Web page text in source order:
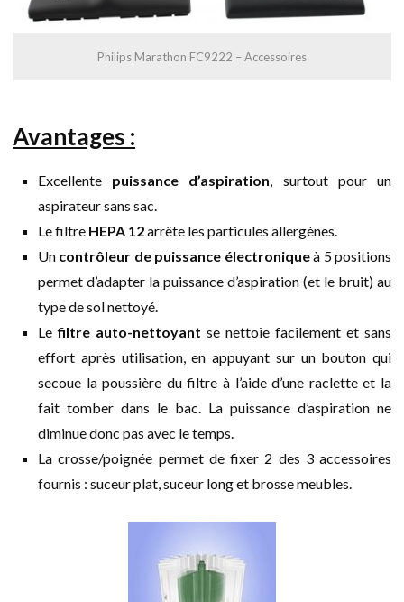
Philips Marathon FC9222 – Accessoires
Avantages :
Excellente puissance d’aspiration, surtout pour un
aspirateur sans sac.
Le filtre HEPA 12arrête les particules allergènes.
Un contrôleur de puissance électroniqueà 5 positions
permet d’adapter la puissance d’aspiration (et le bruit) au
type de sol nettoyé.
Lefiltre auto-nettoyant se nettoie facilement et sans
effort après utilisation, en appuyant sur un bouton qui
secoue la poussière du filtre à l’aide d’une raclette et la
fait tomber dans le bac. La puissance d’aspiration ne
diminue donc pas avec le temps.
La crosse/poignée permet de fixer 2 des 3 accessoires
fournis : suceur plat, suceur long et brosse meubles.